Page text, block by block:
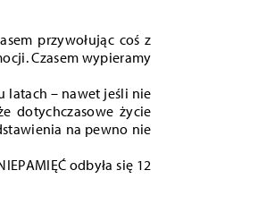
przywołując coś z
Czasem wypieramy
latach – nawet jeśli nie
dotychczasowe życie
na pewno nie
odbyła się 12